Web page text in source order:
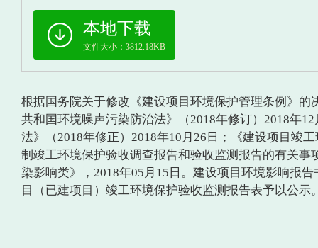
本地下载
文件大小：3812.18KB
根据国务院关于修改《建设项目环境保护管理条例》
共和国环境噪声污染防治法》（2018年修订）2018年
法》（2018年修正）2018年10月26日；《建设项目竣
制竣工环境保护验收调查报告和验收监测报告的有关
染影响类》，2018年05月15日。建设项目环境影响报
目（已建项目）竣工环境保护验收监测报告表予以公示